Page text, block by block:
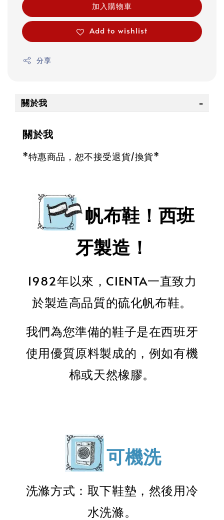
加入購物車
Add to wishlist
分享
關於我
關於我
*特惠商品，恕不接受退貨/換貨*
帆布鞋！西班
牙製造！
1982年以來，CIENTA一直致力
於製造高品質的硫化帆布鞋。
我們為您準備的鞋子是在西班牙
使用優質原料製成的，例如有機
棉或天然橡膠。
可機洗
洗滌方式：取下鞋墊，然後用冷
水洗滌。